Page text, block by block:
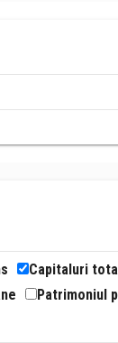
Capitaluri
Patrimoniul